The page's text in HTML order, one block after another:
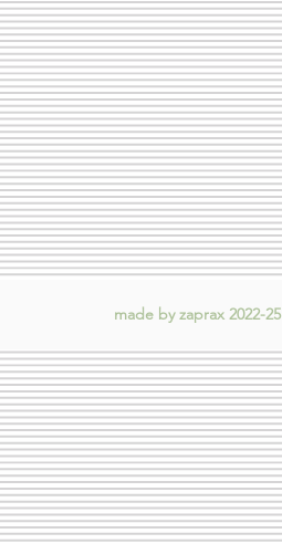
made by zaprax 2022-25